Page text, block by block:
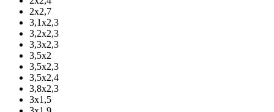
2х2,7
3,1х2,3
3,2х2,3
3,3х2,3
3,5х2
3,5х2,3
3,5х2,4
3,8х2,3
3х1,5